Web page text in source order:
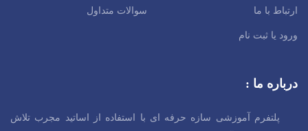
ارتباط با ما سوالات متداول
ورود یا ثبت نام
درباره ما :
پلتفرم آموزشی سازه حرفه ای با استفاده از اساتید مجرب تلاش